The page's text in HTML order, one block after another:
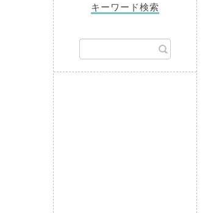
キーワード検索